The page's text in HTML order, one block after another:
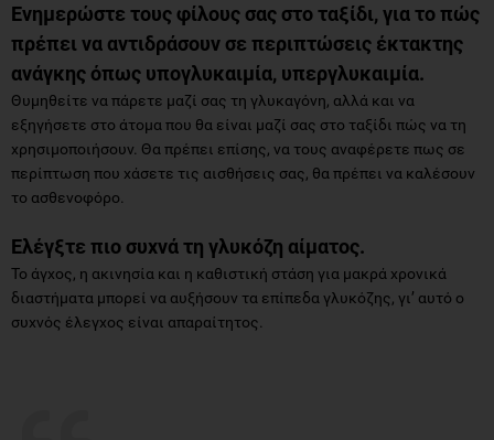
Ενημερώστε τους φίλους σας στο ταξίδι, για το πώς
πρέπει να αντιδράσουν σε περιπτώσεις έκτακτης
ανάγκης όπως υπογλυκαιμία, υπεργλυκαιμία.
Θυμηθείτε να πάρετε μαζί σας τη γλυκαγόνη, αλλά και να
εξηγήσετε στο άτομα που θα είναι μαζί σας στο ταξίδι πώς να τη
χρησιμοποιήσουν. Θα πρέπει επίσης, να τους αναφέρετε πως σε
περίπτωση που χάσετε τις αισθήσεις σας, θα πρέπει να καλέσουν
το ασθενοφόρο.
Ελέγξτε πιο συχνά τη γλυκόζη αίματος.
Το άγχος, η ακινησία και η καθιστική στάση για μακρά χρονικά
διαστήματα μπορεί να αυξήσουν τα επίπεδα γλυκόζης, γι’ αυτό ο
συχνός έλεγχος είναι απαραίτητος.